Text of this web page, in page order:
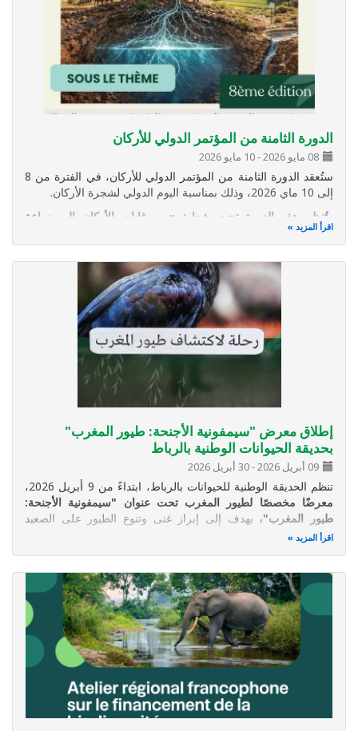
الدورة الثامنة من المؤتمر الدولي للأركان
08 مايو 2026 -10 مايو 2026
ستُعقد الدورة الثامنة من المؤتمر الدولي للأركان، في الفترة من 8
إلى 10 ماي 2026، وذلك بمناسبة اليوم الدولي لشجرة الأركان.
وتُنظم هذه الدورة تحت شعار: «من غابات الأركان إلى زراعة
الأركان: شجرة الأركان ركيزة لصمود الموارد المائية للأنظمة البيئية
والمجالات الترابية والمجتمعات»،في سياق يتسم بتفاقم
اقرأ المزيد
إطلاق معرض "سيمفونية الأجنحة: طيور المغرب"
بحديقة الحيوانات الوطنية بالرباط
09 أبريل 2026 -30 أبريل 2026
تنظم الحديقة الوطنية للحيوانات بالرباط، ابتداءً من 9 أبريل 2026،
معرضًا مخصصًا لطيور المغرب تحت عنوان "سيمفونية الأجنحة:
طيور المغرب"، يهدف إلى إبراز غنى وتنوع الطيور على الصعيد
الوطني.
ويندرج هذا المعرض في إطار الجهود الرامية إلى نشر المعرفة
والتحسيس بأهمية التنوع البيولوجي بالمغرب، وتسليط الضوء
اقرأ المزيد